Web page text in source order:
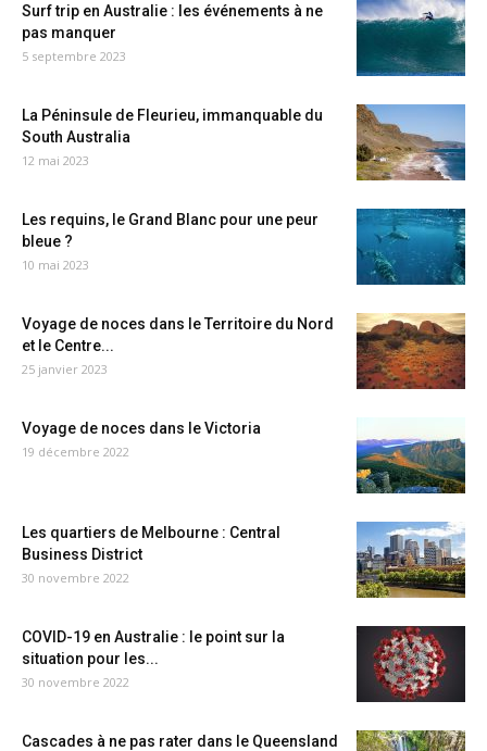
Surf trip en Australie : les événements à ne
pas manquer
5 septembre 2023
La Péninsule de Fleurieu, immanquable du
South Australia
12 mai 2023
Les requins, le Grand Blanc pour une peur
bleue ?
10 mai 2023
Voyage de noces dans le Territoire du Nord
et le Centre...
25 janvier 2023
Voyage de noces dans le Victoria
19 décembre 2022
Les quartiers de Melbourne : Central
Business District
30 novembre 2022
COVID-19 en Australie : le point sur la
situation pour les...
30 novembre 2022
Cascades à ne pas rater dans le Queensland